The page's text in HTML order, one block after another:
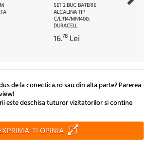
SET 2 BUC BATERIE
ALCALINA TIP
C/LR14/MN1400,
DURACELL
16.78 Lei
de la conectica.ro sau din alta parte? Parerea
este deschisa tuturor vizitatorilor si contine
TI OPINIA